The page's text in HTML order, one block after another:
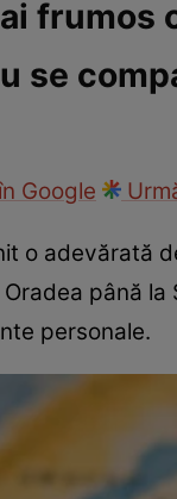
frumos
se
Google
o adevărată
Oradea până la
personale.